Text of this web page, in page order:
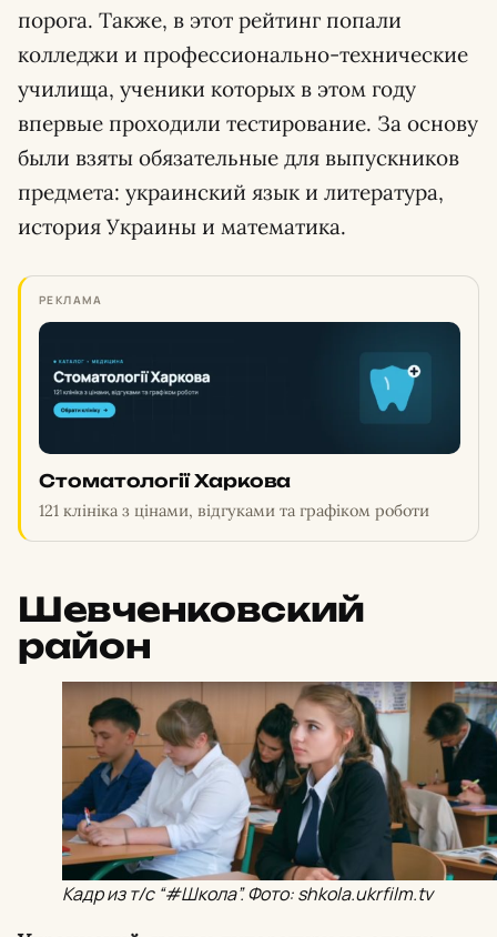
порога. Также, в этот рейтинг попали
колледжи и профессионально-технические
училища, ученики которых в этом году
впервые проходили тестирование. За основу
были взяты обязательные для выпускников
предмета: украинский язык и литература,
история Украины и математика.
РЕКЛАМА
Стоматології Харкова
121 клініка з цінами, відгуками та графіком роботи
Шевченковский
район
Кадр из т/с “#Школа”. Фото: shkola.ukrfilm.tv